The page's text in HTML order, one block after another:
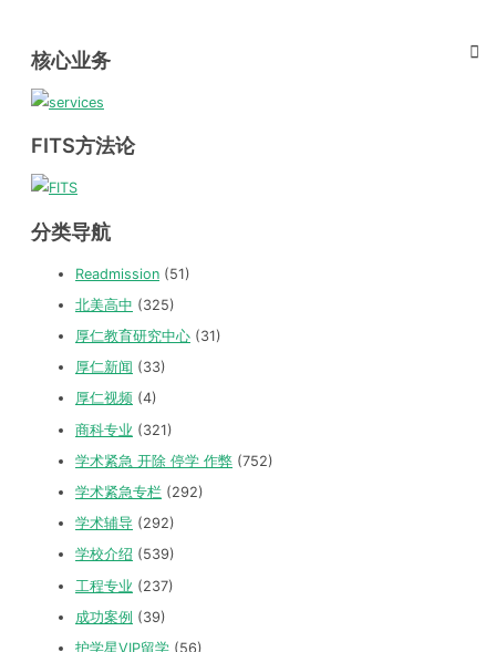
核心业务
FITS方法论
分类导航
Readmission (51)
北美高中 (325)
厚仁教育研究中心 (31)
厚仁新闻 (33)
厚仁视频 (4)
商科专业 (321)
学术紧急 开除 停学 作弊 (752)
学术紧急专栏 (292)
学术辅导 (292)
学校介绍 (539)
工程专业 (237)
成功案例 (39)
护学星VIP留学 (56)